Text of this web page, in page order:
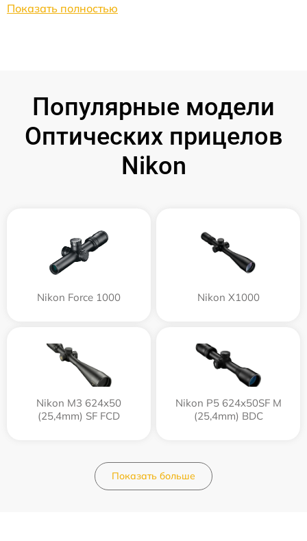
Показать полностью
Популярные модели
Оптических прицелов
Nikon
Nikon Force 1000 Nikon X1000
Nikon M3 624x50
(25,4mm) SF FCD
Nikon P5 624x50SF M
(25,4mm) BDC
Показать больше